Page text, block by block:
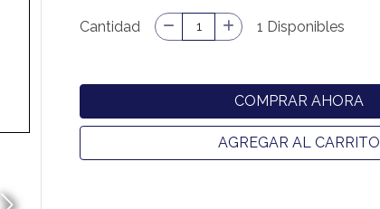
Cantidad 1 Disponibles
COMPRAR AHORA
AGREGAR AL CARRITO